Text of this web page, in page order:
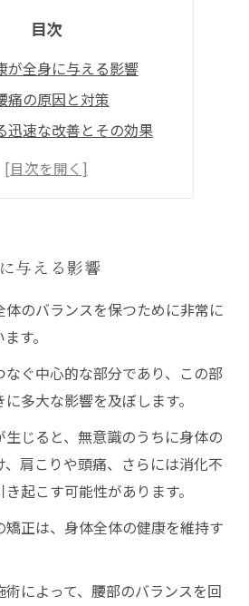
目次
が全身に与える影響
痛の原因と対策
迅速な改善とその効果
性と自宅でできるケア
与える影響
のバランスを保つために非常に
す。
ぐ中心的な部分であり、この部
多大な影響を及ぼします。
じると、無意識のうちに身体の
肩こりや頭痛、さらには消化不
起こす可能性があります。
矯正は、身体全体の健康を維持す
によって、腰部のバランスを回